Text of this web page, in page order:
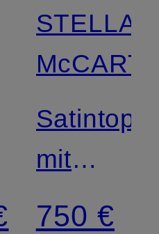
STELLA
Satintop
mit
Spitze
750 €